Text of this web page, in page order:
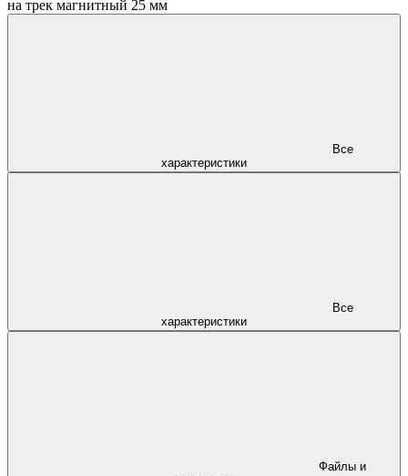
на трек магнитный 25 мм
характеристики
характеристики